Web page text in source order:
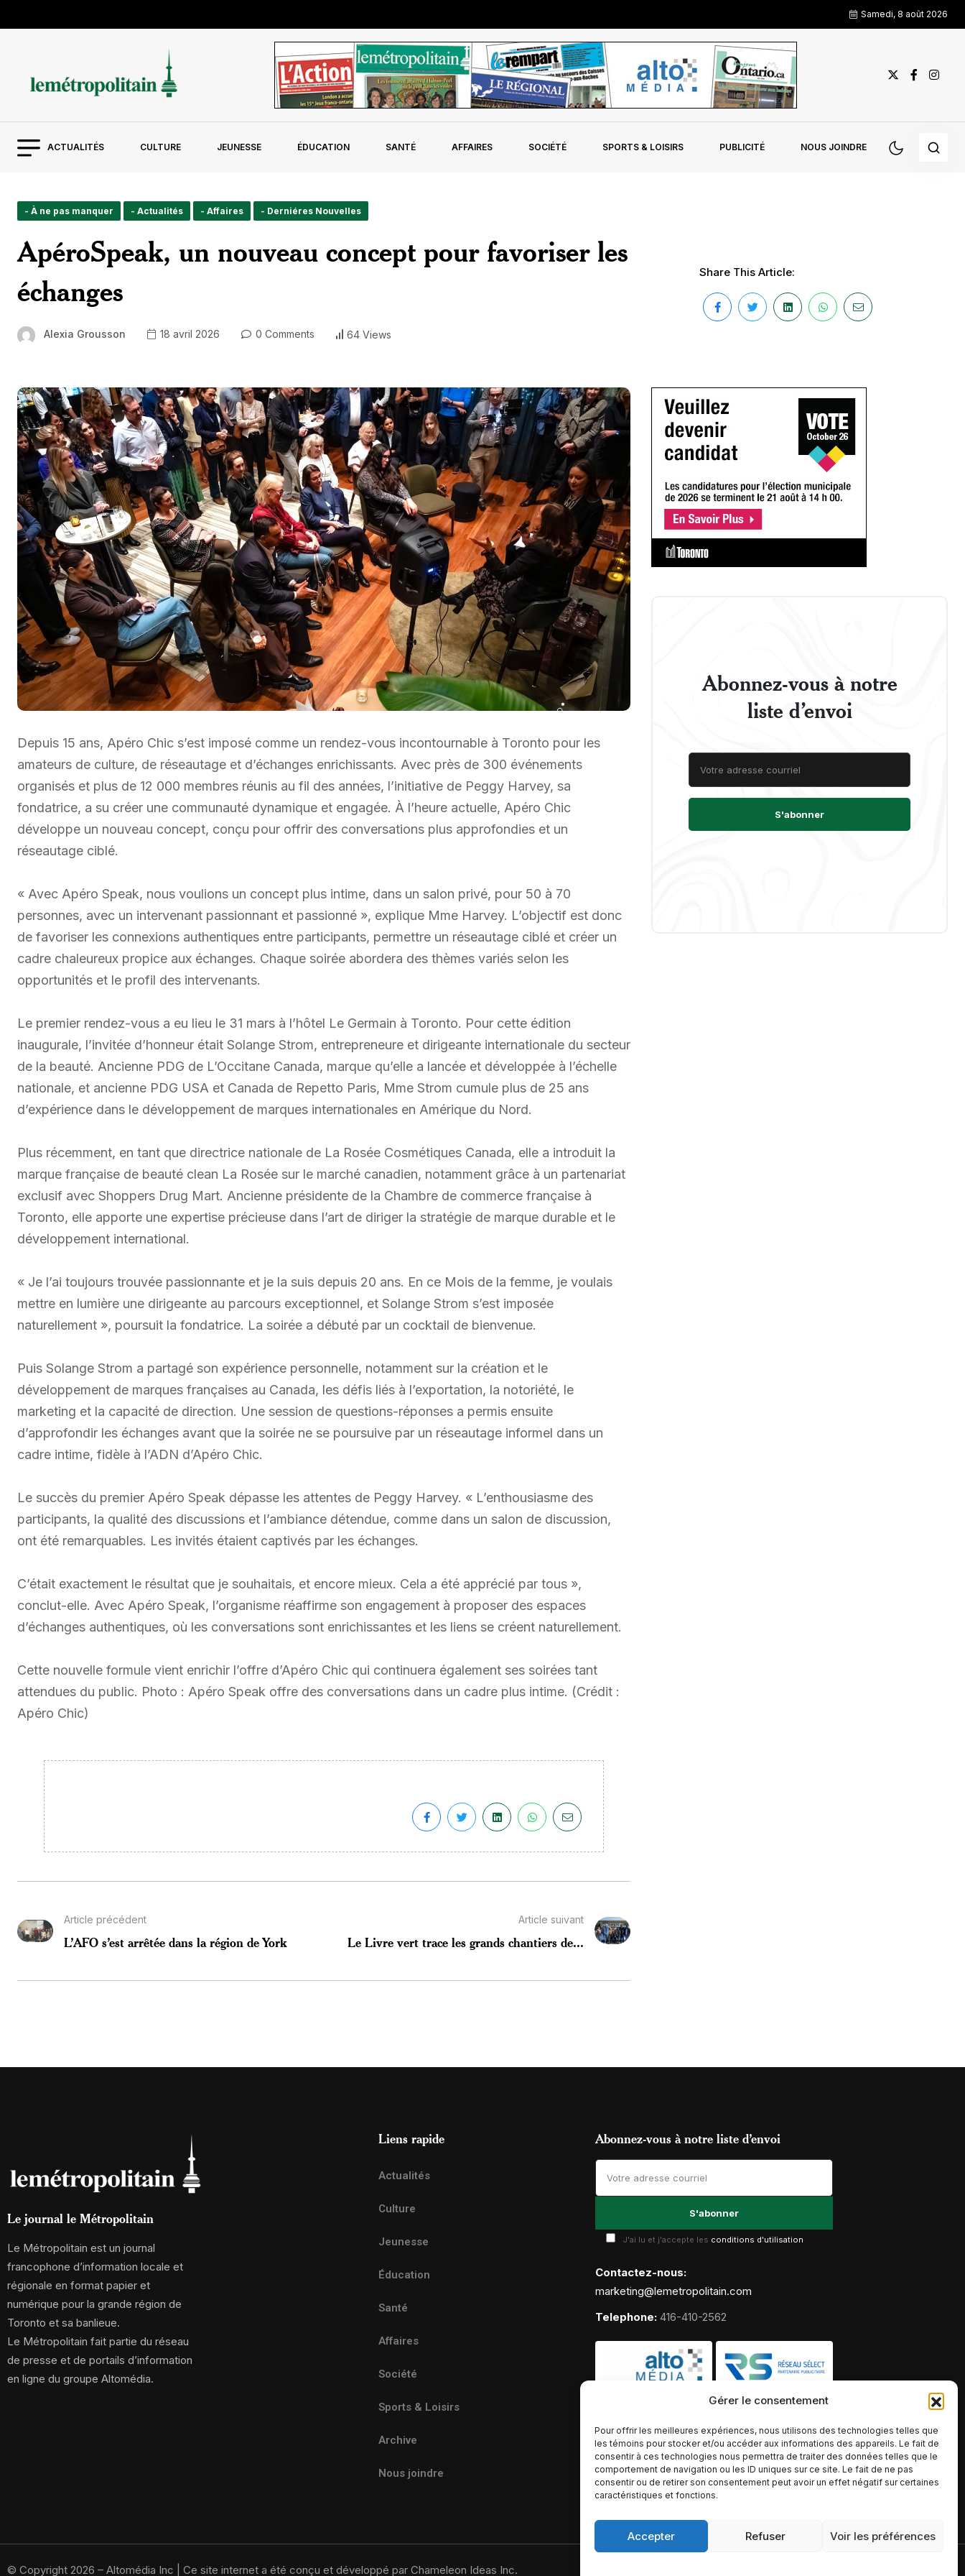
Gérer le consentement
Pour offrir les meilleures expériences, nous utilisons des technologies telles que
les témoins pour stocker et/ou accéder aux informations des appareils. Le fait de
consentir à ces technologies nous permettra de traiter des données telles que le
comportement de navigation ou les ID uniques sur ce site. Le fait de ne pas
consentir ou de retirer son consentement peut avoir un effet négatif sur certaines
caractéristiques et fonctions.
Accepter Refuser Voir les préférences
Samedi, 8 août 2026
ACTUALITÉS CULTURE JEUNESSE ÉDUCATION SANTÉ AFFAIRES SOCIÉTÉ SPORTS & LOISIRS PUBLICITÉ NOUS JOINDRE
- À ne pas manquer - Actualités - Affaires - Derniéres Nouvelles
ApéroSpeak, un nouveau concept pour favoriser les
échanges
Alexia Grousson 18 avril 2026 0 Comments 64 Views
Share This Article:
Depuis 15 ans, Apéro Chic s’est imposé comme un rendez-vous incontournable à Toronto pour les
amateurs de culture, de réseautage et d’échanges enrichissants. Avec près de 300 événements
organisés et plus de 12 000 membres réunis au fil des années, l’initiative de Peggy Harvey, sa
fondatrice, a su créer une communauté dynamique et engagée. À l’heure actuelle, Apéro Chic
développe un nouveau concept, conçu pour offrir des conversations plus approfondies et un
réseautage ciblé.
« Avec Apéro Speak, nous voulions un concept plus intime, dans un salon privé, pour 50 à 70
personnes, avec un intervenant passionnant et passionné », explique Mme Harvey. L’objectif est donc
de favoriser les connexions authentiques entre participants, permettre un réseautage ciblé et créer un
cadre chaleureux propice aux échanges. Chaque soirée abordera des thèmes variés selon les
opportunités et le profil des intervenants.
Le premier rendez-vous a eu lieu le 31 mars à l’hôtel Le Germain à Toronto. Pour cette édition
inaugurale, l’invitée d’honneur était Solange Strom, entrepreneure et dirigeante internationale du secteur
de la beauté. Ancienne PDG de L’Occitane Canada, marque qu’elle a lancée et développée à l’échelle
nationale, et ancienne PDG USA et Canada de Repetto Paris, Mme Strom cumule plus de 25 ans
d’expérience dans le développement de marques internationales en Amérique du Nord.
Plus récemment, en tant que directrice nationale de La Rosée Cosmétiques Canada, elle a introduit la
marque française de beauté clean La Rosée sur le marché canadien, notamment grâce à un partenariat
exclusif avec Shoppers Drug Mart. Ancienne présidente de la Chambre de commerce française à
Toronto, elle apporte une expertise précieuse dans l’art de diriger la stratégie de marque durable et le
développement international.
« Je l’ai toujours trouvée passionnante et je la suis depuis 20 ans. En ce Mois de la femme, je voulais
mettre en lumière une dirigeante au parcours exceptionnel, et Solange Strom s’est imposée
naturellement », poursuit la fondatrice. La soirée a débuté par un cocktail de bienvenue.
Puis Solange Strom a partagé son expérience personnelle, notamment sur la création et le
développement de marques françaises au Canada, les défis liés à l’exportation, la notoriété, le
marketing et la capacité de direction. Une session de questions-réponses a permis ensuite
d’approfondir les échanges avant que la soirée ne se poursuive par un réseautage informel dans un
cadre intime, fidèle à l’ADN d’Apéro Chic.
Le succès du premier Apéro Speak dépasse les attentes de Peggy Harvey. « L’enthousiasme des
participants, la qualité des discussions et l’ambiance détendue, comme dans un salon de discussion,
ont été remarquables. Les invités étaient captivés par les échanges.
C’était exactement le résultat que je souhaitais, et encore mieux. Cela a été apprécié par tous »,
conclut-elle. Avec Apéro Speak, l’organisme réaffirme son engagement à proposer des espaces
d’échanges authentiques, où les conversations sont enrichissantes et les liens se créent naturellement.
Cette nouvelle formule vient enrichir l’offre d’Apéro Chic qui continuera également ses soirées tant
attendues du public. Photo : Apéro Speak offre des conversations dans un cadre plus intime. (Crédit :
Apéro Chic)
Article précédent
L’AFO s’est arrêtée dans la région de York
Article suivant
Le Livre vert trace les grands chantiers de...
Abonnez-vous à notre
liste d’envoi
Le journal le Métropolitain
Le Métropolitain est un journal
francophone d’information locale et
régionale en format papier et
numérique pour la grande région de
Toronto et sa banlieue.
Le Métropolitain fait partie du réseau
de presse et de portails d’information
en ligne du groupe Altomédia.
Liens rapide
Actualités
Culture
Jeunesse
Éducation
Santé
Affaires
Société
Sports & Loisirs
Archive
Nous joindre
Abonnez-vous à notre liste d’envoi
J'ai lu et j'accepte les conditions d'utilisation
Contactez-nous:
marketing@lemetropolitain.com
Telephone: 416-410-2562
© Copyright 2026 – Altomédia Inc | Ce site internet a été conçu et développé par Chameleon Ideas Inc.